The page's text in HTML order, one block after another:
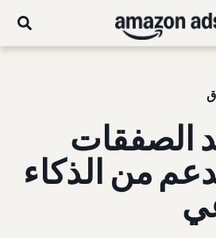
الصفقات
من الذكاء